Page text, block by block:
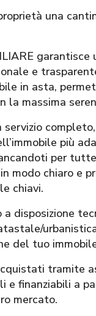
una
garantisce
e
in asta,
la massima
servizio
più
per
modo chiaro e
chiavi.
disposizione
del tuo
tramite
e finanziabili a
mercato.